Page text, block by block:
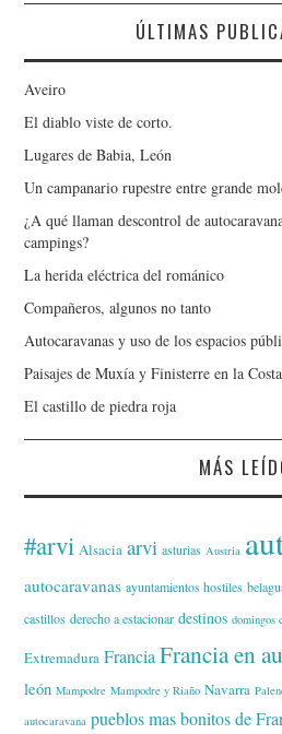
ÚLTIMAS
Aveiro
El diablo viste de corto.
Lugares de Babia, León
Un campanario rupestre entre grande
¿A qué llaman descontrol de
campings?
La herida eléctrica del románico
Compañeros, algunos no tanto
Autocaravanas y uso de los espacios
Paisajes de Muxía y Finisterre en la
El castillo de piedra roja
MÁS
#arvi Alsacia arvi asturias Austria
autocaravanas ayuntamientos hostiles
castillos derecho a estacionar destinos domingos
Extremadura Francia Francia en
león Mampodre Mampodre y Riaño Navarra
autocaravana pueblos mas bonitos de